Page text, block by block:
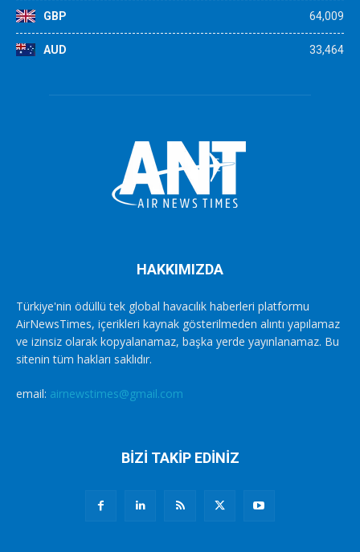
GBP 64,009
AUD 33,464
HAKKIMIZDA
Türkiye'nin ödüllü tek global havacılık haberleri platformu
AirNewsTimes, içerikleri kaynak gösterilmeden alıntı yapılamaz
ve izinsiz olarak kopyalanamaz, başka yerde yayınlanamaz. Bu
sitenin tüm hakları saklıdır.
email: airnewstimes@gmail.com
BİZİ TAKİP EDİNİZ